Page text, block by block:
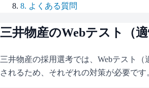
8. よくある質問
三井物産のWebテスト（
三井物産の採用選考では、Webテスト（
されるため、それぞれの対策が必要です